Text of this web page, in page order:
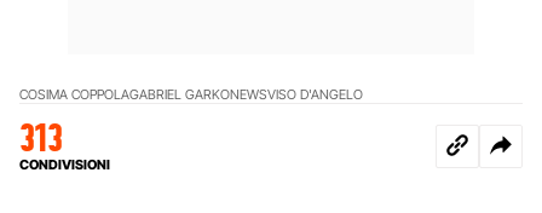
COSIMA COPPOLAGABRIEL GARKONEWSVISO D'ANGELO
313
CONDIVISIONI